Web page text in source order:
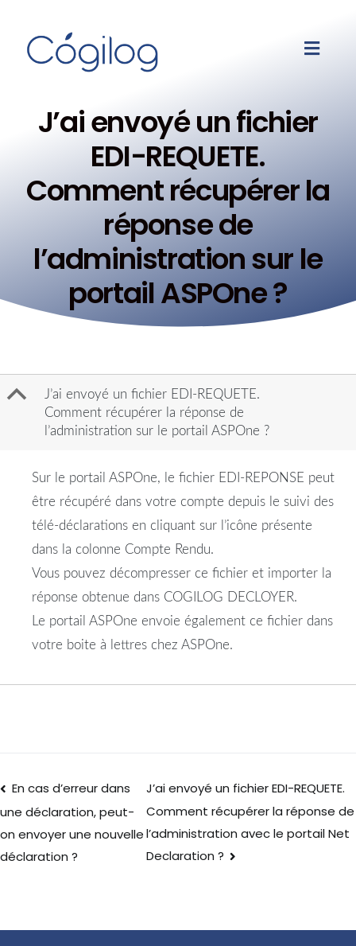
J’ai envoyé un fichier
EDI-REQUETE.
Comment récupérer la
réponse de
l’administration sur le
portail ASPOne ?
B
J’ai envoyé un fichier EDI-REQUETE.
Comment récupérer la réponse de
l’administration sur le portail ASPOne ?
Sur le portail ASPOne, le fichier EDI-REPONSE peut
être récupéré dans votre compte depuis le suivi des
télé-déclarations en cliquant sur l’icône présente
dans la colonne Compte Rendu.
Vous pouvez décompresser ce fichier et importer la
réponse obtenue dans COGILOG DECLOYER.
Le portail ASPOne envoie également ce fichier dans
votre boite à lettres chez ASPOne.
En cas d’erreur dans
une déclaration, peut-
on envoyer une nouvelle
déclaration ?
J’ai envoyé un fichier EDI-REQUETE.
Comment récupérer la réponse de
l’administration avec le portail Net
Declaration ?